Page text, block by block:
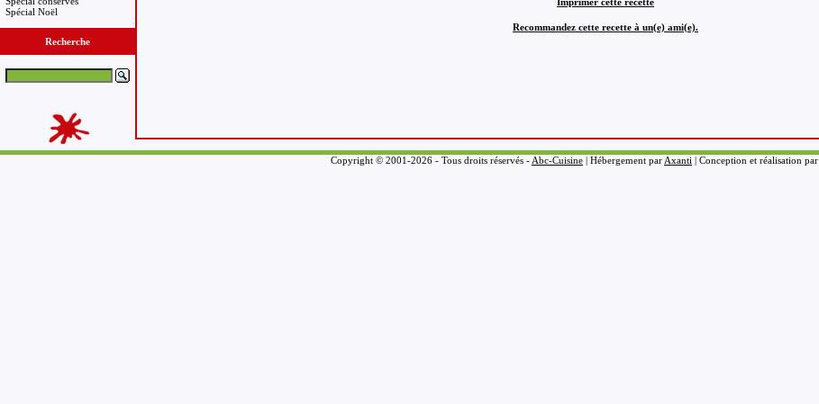
Spécial Noël
Recherche
Recommandez cette recette à un(e) ami(e).
Copyright © 2001-2026 - Tous droits réservés - Abc-Cuisine | Hébergement par Axanti | Conception et réalisation par